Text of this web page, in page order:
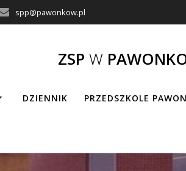
spp@pawonkow.pl
ZSP W
DZIENNIK PRZEDSZKOLE